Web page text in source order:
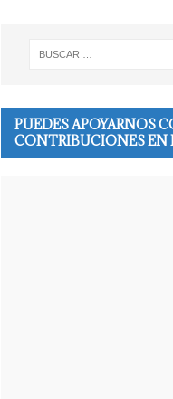
PUEDES APOYARNOS
CONTRIBUCIONES EN